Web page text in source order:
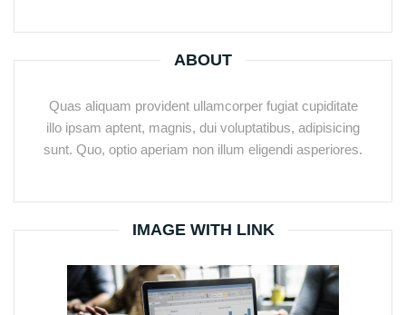
ABOUT
Quas aliquam provident ullamcorper fugiat cupiditate
illo ipsam aptent, magnis, dui voluptatibus, adipisicing
sunt. Quo, optio aperiam non illum eligendi asperiores.
IMAGE WITH LINK